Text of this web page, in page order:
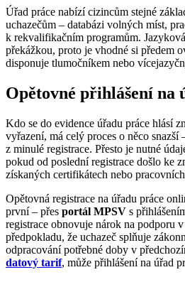
Úřad práce nabízí cizincům stejné
uchazečům – databázi volných míst,
k rekvalifikačním programům.
překážkou, proto je vhodné si předem
disponuje tlumočníkem nebo
Opětovné přihlášení na
Kdo se do evidence úřadu práce hlásí
vyřazení, má celý proces o něco
z minulé registrace. Přesto je nutné
pokud od poslední registrace došlo ke
získaných certifikátech nebo
Opětovná registrace na úřadu práce
první – přes portál MPSV s
registrace obnovuje nárok na podporu v
předpokladu, že uchazeč splňuje
odpracování potřebné doby v
datový tarif, může přihlášení na úřad